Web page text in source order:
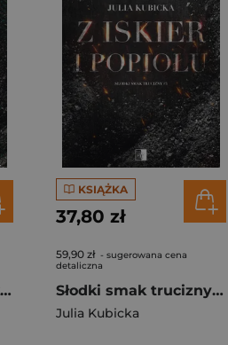
Z opium i jadu. Słodki smak trucizny. Tom 4
KSIĄŻKA
37,80 zł
59,90 zł - sugerowana cena
detaliczna
Słodki smak trucizny Tom 3 Z iskier i popiołów
Julia Kubicka